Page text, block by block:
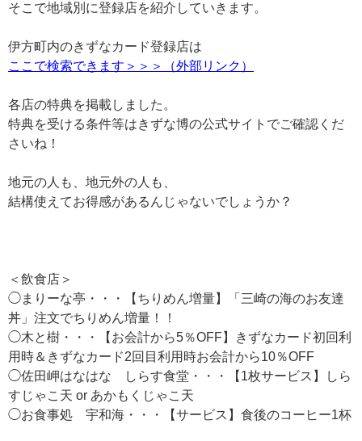
そこで地域別に登録店を紹介していきます。
伊方町内のきずなカード登録店は
ここで検索できます＞＞＞（外部リンク）
各店の特典を掲載しました。
特典を受ける条件等はきずな博の公式サイトでご確認くだ
さいね！
地元の人も、地元外の人も、
結構使えてお得感があるんじゃないでしょうか？
＜飲食店＞
◯まりーな亭・・・【ちりめん増量】「三崎の海のお友達
丼」注文でちりめん増量！！
◯木と樹・・・【お会計から5％OFF】きずなカード初回利
用時＆きずなカード2回目利用時お会計から10％OFF
◯佐田岬はなはな しらす食堂・・・【1枚サービス】しら
すじゃこ天 or あかもくじゃこ天
◯お食事処 宇和海・・・【サービス】食後のコーヒー1杯